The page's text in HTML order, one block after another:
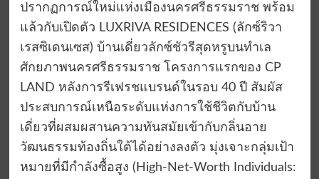
ปรากฏการณ์ใหม่แห่งเมืองนครศรีธรรมราช พร้อม
แล้วกับเปิดตัว LUXRIVA RESIDENCES (ลักซ์ริวา
เรสซิเดนเซส) บ้านเดี่ยวลักซ์ชัวรีสุดหรูบนทำเล
ศักยภาพนครศรีธรรมราช โครงการแรกของ CP
LAND หลังการรีเฟรชแบรนด์ในรอบ 40 ปี สัมผัส
ประสบการณ์เหนือระดับแห่งการใช้ชีวิตกับบ้าน
เดี่ยวที่ผสมผสานความทันสมัยเข้ากับกลิ่นอาย
วัฒนธรรมท้องถิ่นใต้ได้อย่างลงตัว มุ่งเจาะกลุ่มเป้า
หมายที่มีกำลังซื้อสูง (High-Net-Worth Individuals: